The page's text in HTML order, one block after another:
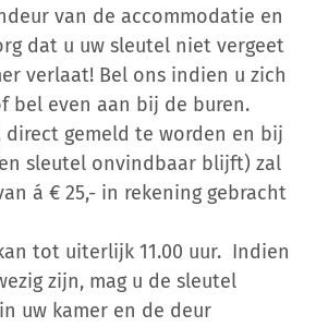
van de accommodatie en
dat u uw sleutel niet vergeet
verlaat! Bel ons indien u zich
bel even aan bij de buren.
direct gemeld te worden en bij
sleutel onvindbaar blijft) zal
á € 25,- in rekening gebracht
tot uiterlijk 11.00 uur. Indien
zijn, mag u de sleutel
uw kamer en de deur